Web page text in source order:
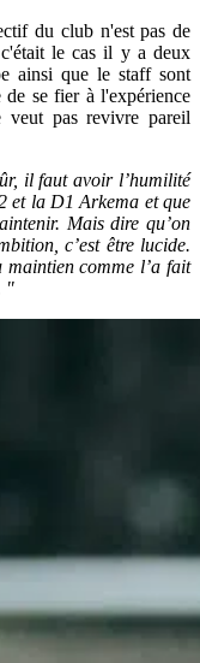
du club n'est pas de
c'était le cas il y a deux
ainsi que le staff sont
se fier à l'expérience
veut pas revivre pareil
il faut avoir l’humilité
et la D1 Arkema et que
Mais dire qu’on
c’est être lucide.
comme l’a fait
"